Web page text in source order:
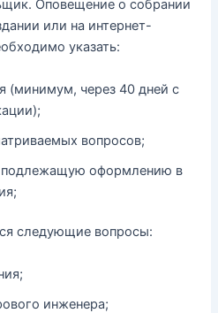
Оповещение о собрании
или на интернет-
указать:
(минимум, через 40 дней с
вопросов;
оформлению в
следующие вопросы:
инженера;